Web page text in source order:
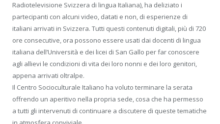
Radiotelevisione Svizzera di lingua Italiana), ha deliziato i
partecipanti con alcuni video, datati e non, di esperienze di
italiani arrivati in Svizzera. Tutti questi contenuti digitali, più di 720
ore consecutive, ora possono essere usati dai docenti di lingua
italiana dell’Università e dei licei di San Gallo per far conoscere
agli allievi le condizioni di vita dei loro nonni e dei loro genitori,
appena arrivati oltralpe.
Il Centro Socioculturale Italiano ha voluto terminare la serata
offrendo un aperitivo nella propria sede, cosa che ha permesso
a tutti gli intervenuti di continuare a discutere di queste tematiche